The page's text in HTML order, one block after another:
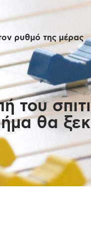
ρυθμό της μέρας
του
θα
ρυθμό της